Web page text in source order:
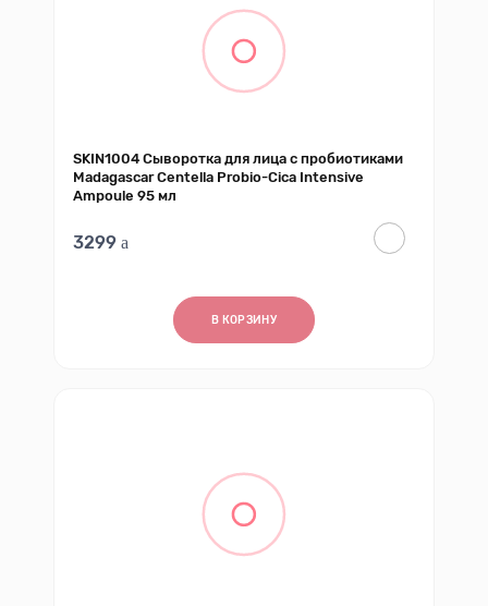
SKIN1004 Сыворотка для лица с пробиотиками
Madagascar Centella Probio-Cica Intensive
Ampoule 95 мл
3299
В КОРЗИНУ